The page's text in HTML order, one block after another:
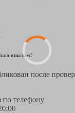
опытом!
после
по телефону